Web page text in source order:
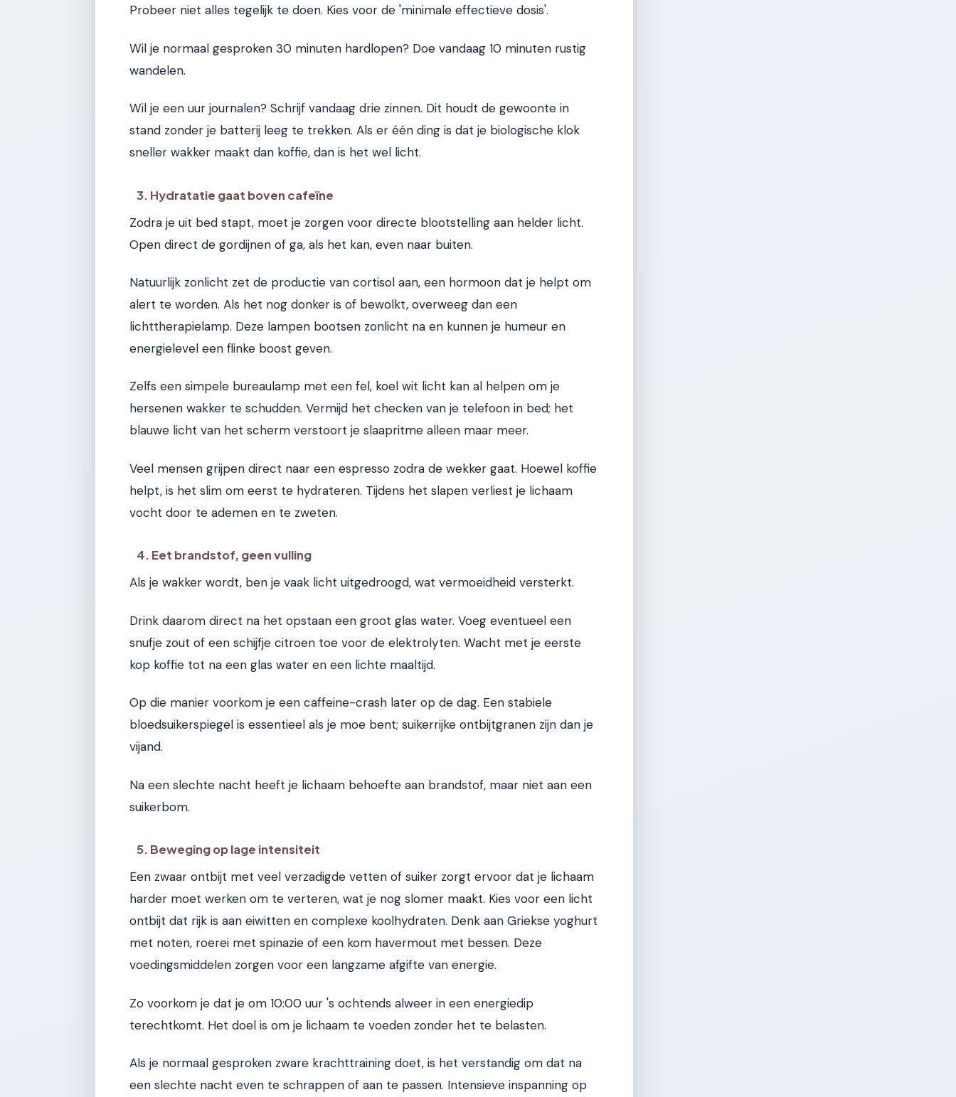
Probeer niet alles tegelijk te doen. Kies voor de 'minimale effectieve dosis'.
Wil je normaal gesproken 30 minuten hardlopen? Doe vandaag 10 minuten rustig
wandelen.
Wil je een uur journalen? Schrijf vandaag drie zinnen. Dit houdt de gewoonte in
stand zonder je batterij leeg te trekken. Als er één ding is dat je biologische klok
sneller wakker maakt dan koffie, dan is het wel licht.
3. Hydratatie gaat boven cafeïne
Zodra je uit bed stapt, moet je zorgen voor directe blootstelling aan helder licht.
Open direct de gordijnen of ga, als het kan, even naar buiten.
Natuurlijk zonlicht zet de productie van cortisol aan, een hormoon dat je helpt om
alert te worden. Als het nog donker is of bewolkt, overweeg dan een
lichttherapielamp. Deze lampen bootsen zonlicht na en kunnen je humeur en
energielevel een flinke boost geven.
Zelfs een simpele bureaulamp met een fel, koel wit licht kan al helpen om je
hersenen wakker te schudden. Vermijd het checken van je telefoon in bed; het
blauwe licht van het scherm verstoort je slaapritme alleen maar meer.
Veel mensen grijpen direct naar een espresso zodra de wekker gaat. Hoewel koffie
helpt, is het slim om eerst te hydrateren. Tijdens het slapen verliest je lichaam
vocht door te ademen en te zweten.
4. Eet brandstof, geen vulling
Als je wakker wordt, ben je vaak licht uitgedroogd, wat vermoeidheid versterkt.
Drink daarom direct na het opstaan een groot glas water. Voeg eventueel een
snufje zout of een schijfje citroen toe voor de elektrolyten. Wacht met je eerste
kop koffie tot na een glas water en een lichte maaltijd.
Op die manier voorkom je een caffeine-crash later op de dag. Een stabiele
bloedsuikerspiegel is essentieel als je moe bent; suikerrijke ontbijtgranen zijn dan je
vijand.
Na een slechte nacht heeft je lichaam behoefte aan brandstof, maar niet aan een
suikerbom.
5. Beweging op lage intensiteit
Een zwaar ontbijt met veel verzadigde vetten of suiker zorgt ervoor dat je lichaam
harder moet werken om te verteren, wat je nog slomer maakt. Kies voor een licht
ontbijt dat rijk is aan eiwitten en complexe koolhydraten. Denk aan Griekse yoghurt
met noten, roerei met spinazie of een kom havermout met bessen. Deze
voedingsmiddelen zorgen voor een langzame afgifte van energie.
Zo voorkom je dat je om 10:00 uur 's ochtends alweer in een energiedip
terechtkomt. Het doel is om je lichaam te voeden zonder het te belasten.
Als je normaal gesproken zware krachttraining doet, is het verstandig om dat na
een slechte nacht even te schrappen of aan te passen. Intensieve inspanning op